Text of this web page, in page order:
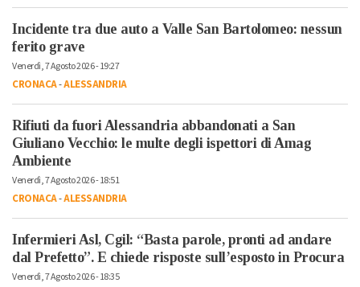
Incidente tra due auto a Valle San Bartolomeo: nessun
ferito grave
Venerdì, 7 Agosto 2026 - 19:27
CRONACA-ALESSANDRIA
Rifiuti da fuori Alessandria abbandonati a San
Giuliano Vecchio: le multe degli ispettori di Amag
Ambiente
Venerdì, 7 Agosto 2026 - 18:51
CRONACA-ALESSANDRIA
Infermieri Asl, Cgil: “Basta parole, pronti ad andare
dal Prefetto”. E chiede risposte sull’esposto in Procura
Venerdì, 7 Agosto 2026 - 18:35